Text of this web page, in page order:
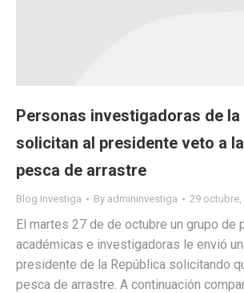
Personas investigadoras de la
solicitan al presidente veto a
pesca de arrastre
Blog Investiga By admininvestiga 29 octubre,
El martes 27 de de octubre un grupo de
académicas e investigadoras le envió
presidente de la República solicitando
pesca de arrastre. A continuación